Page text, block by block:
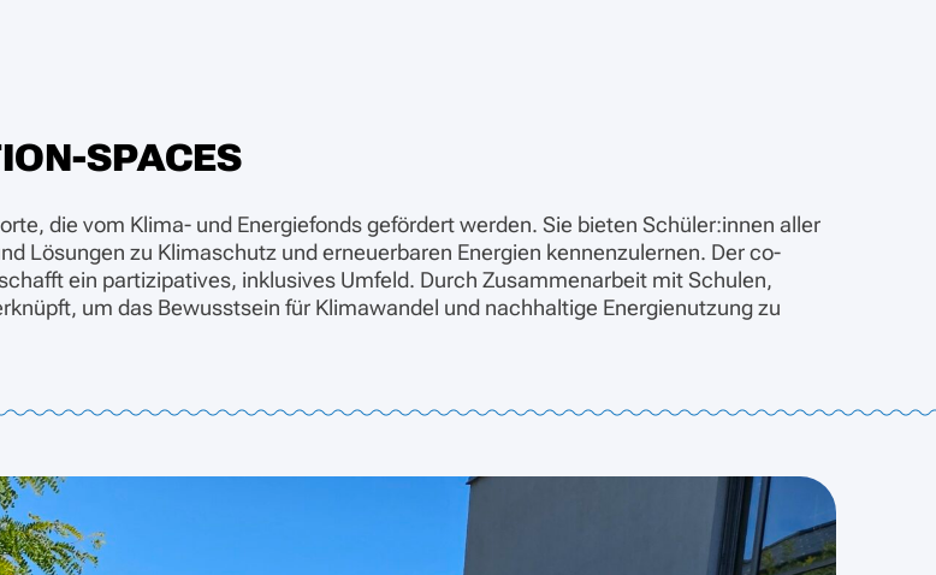
SPACES
die vom Klima- und Energiefonds gefördert werden. Sie bieten Schüler:innen aller
Lösungen zu Klimaschutz und erneuerbaren Energien kennenzulernen. Der co-
ein partizipatives, inklusives Umfeld. Durch Zusammenarbeit mit Schulen,
um das Bewusstsein für Klimawandel und nachhaltige Energienutzung zu